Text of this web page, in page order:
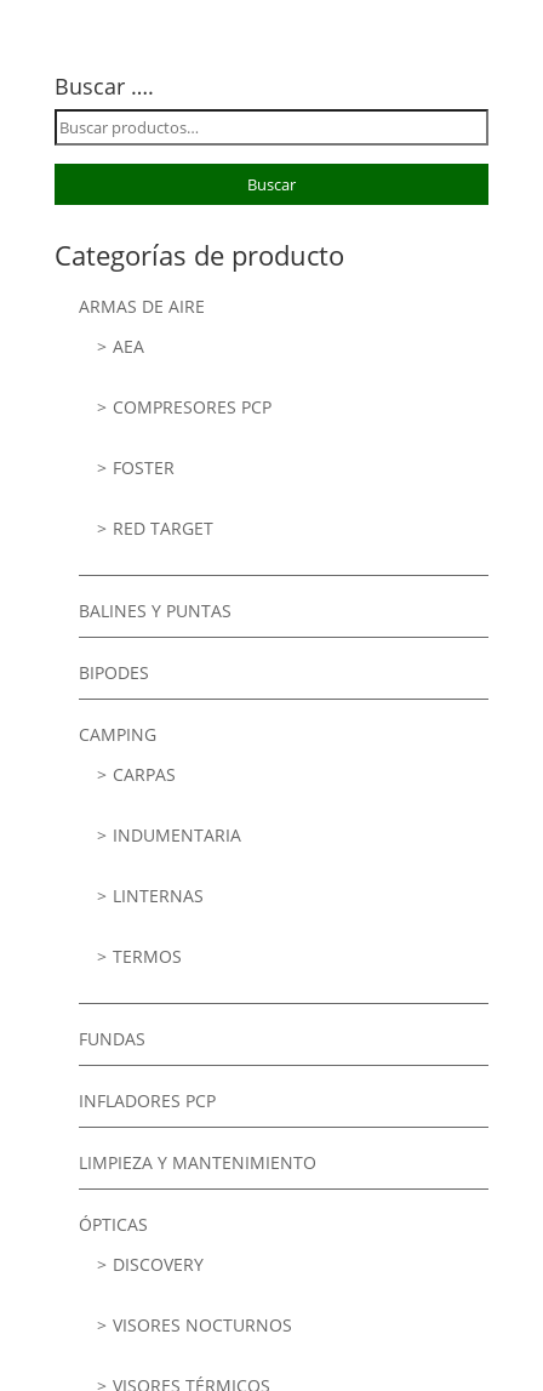
Buscar ….
Buscar
por:
Buscar
Categorías de producto
ARMAS DE AIRE
AEA
COMPRESORES PCP
FOSTER
RED TARGET
BALINES Y PUNTAS
BIPODES
CAMPING
CARPAS
INDUMENTARIA
LINTERNAS
TERMOS
FUNDAS
INFLADORES PCP
LIMPIEZA Y MANTENIMIENTO
ÓPTICAS
DISCOVERY
VISORES NOCTURNOS
VISORES TÉRMICOS